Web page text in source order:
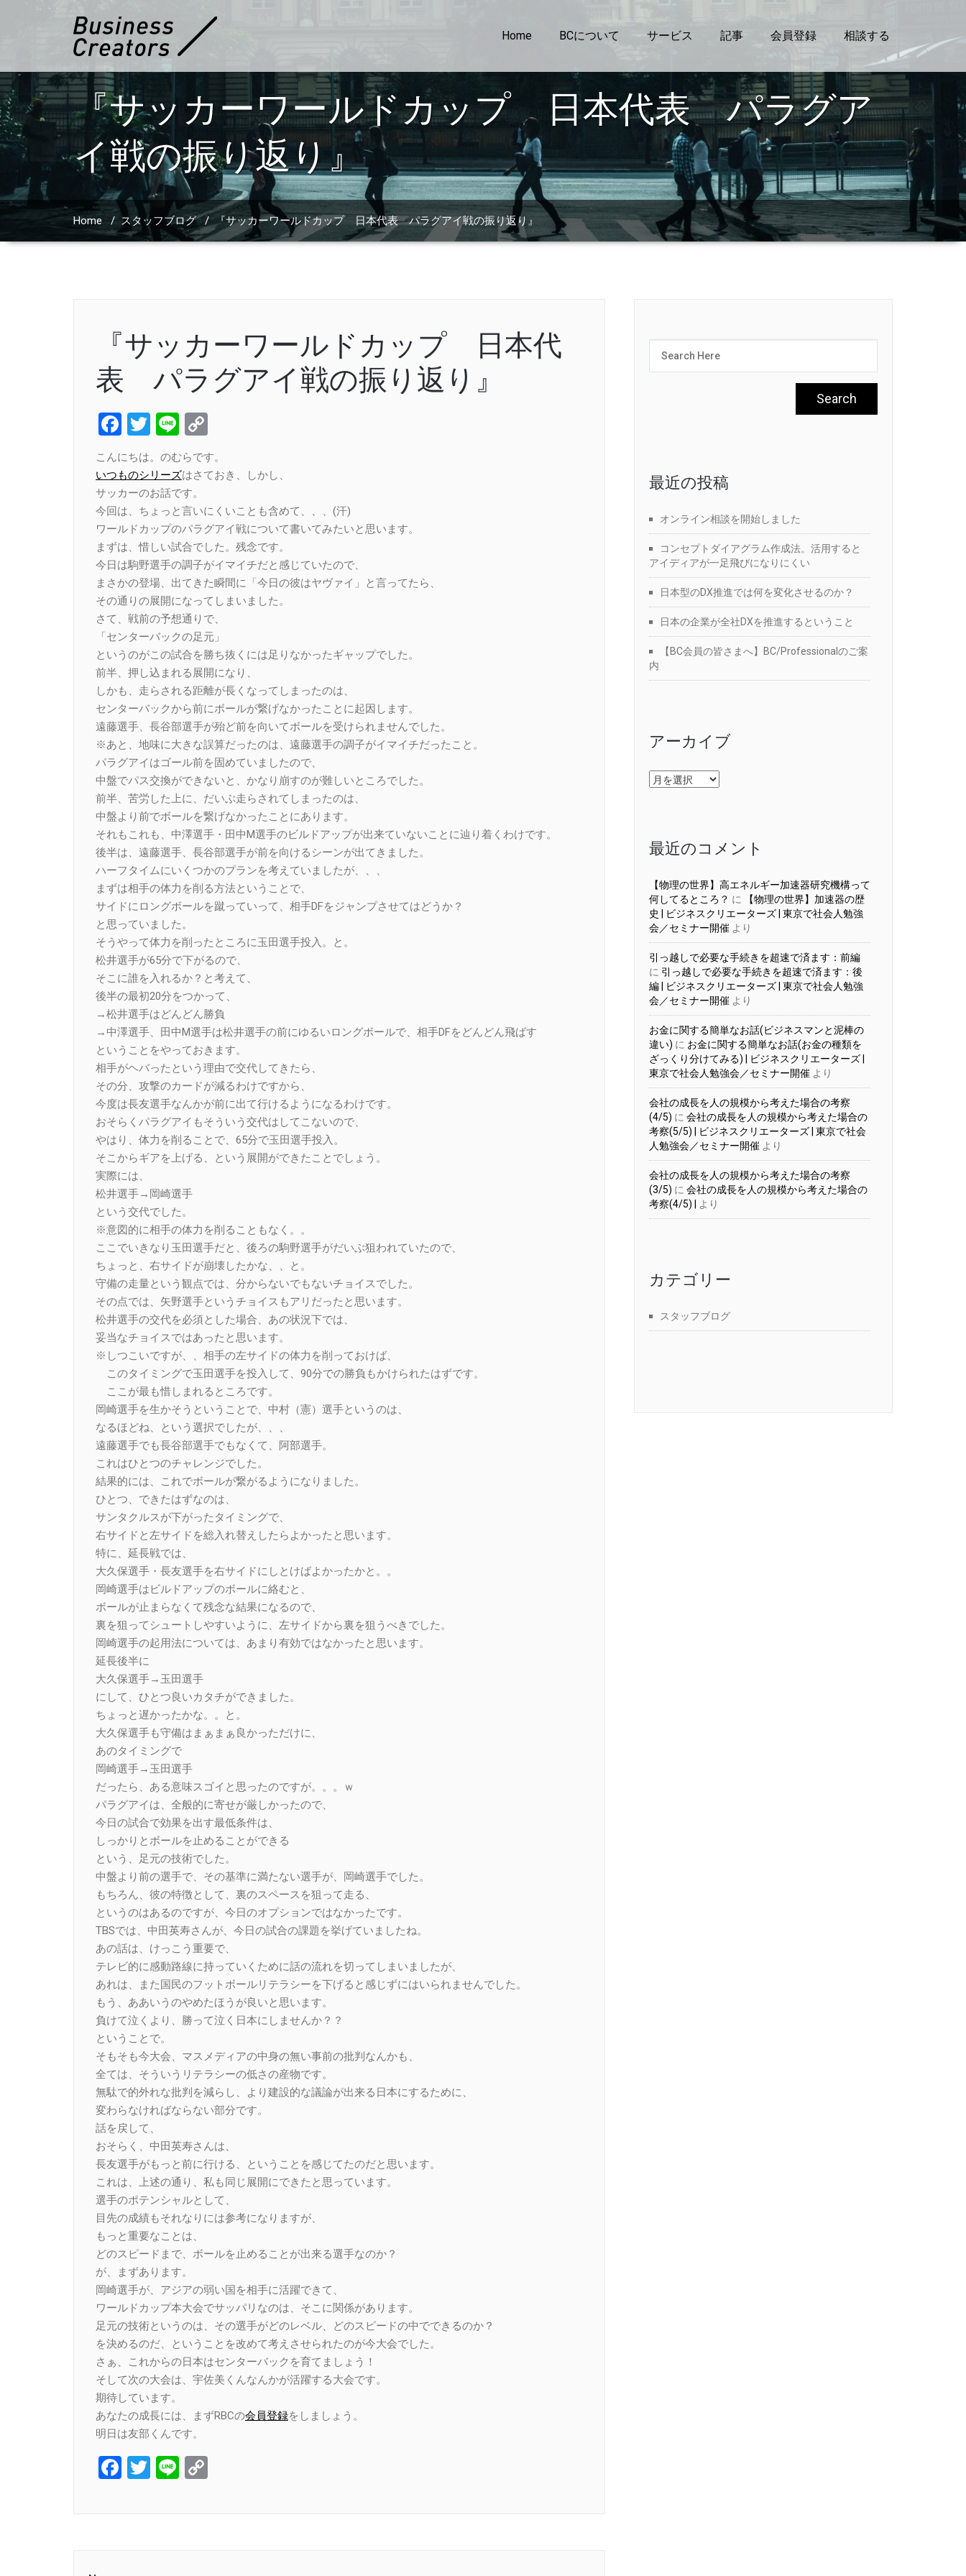
Home BCについて サービス 記事 会員登録 相談する
『サッカーワールドカップ 日本代表 パラグア
イ戦の振り返り』
Home / スタッフブログ/ 『サッカーワールドカップ 日本代表 パラグアイ戦の振り返り』
『サッカーワールドカップ 日本代
表 パラグアイ戦の振り返り』
Facebook
Twitter
Line
Link
こんにちは。のむらです。
いつものシリーズはさておき、しかし、
サッカーのお話です。
今回は、ちょっと言いにくいことも含めて、、、(汗)
ワールドカップのパラグアイ戦について書いてみたいと思います。
まずは、惜しい試合でした。残念です。
今日は駒野選手の調子がイマイチだと感じていたので、
まさかの登場、出てきた瞬間に「今日の彼はヤヴァイ」と言ってたら、
その通りの展開になってしまいました。
さて、戦前の予想通りで、
「センターバックの足元」
というのがこの試合を勝ち抜くには足りなかったギャップでした。
前半、押し込まれる展開になり、
しかも、走らされる距離が長くなってしまったのは、
センターバックから前にボールが繋げなかったことに起因します。
遠藤選手、長谷部選手が殆ど前を向いてボールを受けられませんでした。
※あと、地味に大きな誤算だったのは、遠藤選手の調子がイマイチだったこと。
パラグアイはゴール前を固めていましたので、
中盤でパス交換ができないと、かなり崩すのが難しいところでした。
前半、苦労した上に、だいぶ走らされてしまったのは、
中盤より前でボールを繋げなかったことにあります。
それもこれも、中澤選手・田中M選手のビルドアップが出来ていないことに辿り着くわけです。
後半は、遠藤選手、長谷部選手が前を向けるシーンが出てきました。
ハーフタイムにいくつかのプランを考えていましたが、、、
まずは相手の体力を削る方法ということで、
サイドにロングボールを蹴っていって、相手DFをジャンプさせてはどうか？
と思っていました。
そうやって体力を削ったところに玉田選手投入。と。
松井選手が65分で下がるので、
そこに誰を入れるか？と考えて、
後半の最初20分をつかって、
→松井選手はどんどん勝負
→中澤選手、田中M選手は松井選手の前にゆるいロングボールで、相手DFをどんどん飛ばす
ということをやっておきます。
相手がヘバったという理由で交代してきたら、
その分、攻撃のカードが減るわけですから、
今度は長友選手なんかが前に出て行けるようになるわけです。
おそらくパラグアイもそういう交代はしてこないので、
やはり、体力を削ることで、65分で玉田選手投入。
そこからギアを上げる、という展開ができたことでしょう。
実際には、
松井選手→岡崎選手
という交代でした。
※意図的に相手の体力を削ることもなく。。
ここでいきなり玉田選手だと、後ろの駒野選手がだいぶ狙われていたので、
ちょっと、右サイドが崩壊したかな、、と。
守備の走量という観点では、分からないでもないチョイスでした。
その点では、矢野選手というチョイスもアリだったと思います。
松井選手の交代を必須とした場合、あの状況下では、
妥当なチョイスではあったと思います。
※しつこいですが、、相手の左サイドの体力を削っておけば、
このタイミングで玉田選手を投入して、90分での勝負もかけられたはずです。
ここが最も惜しまれるところです。
岡崎選手を生かそうということで、中村（憲）選手というのは、
なるほどね、という選択でしたが、、、
遠藤選手でも長谷部選手でもなくて、阿部選手。
これはひとつのチャレンジでした。
結果的には、これでボールが繋がるようになりました。
ひとつ、できたはずなのは、
サンタクルスが下がったタイミングで、
右サイドと左サイドを総入れ替えしたらよかったと思います。
特に、延長戦では、
大久保選手・長友選手を右サイドにしとけばよかったかと。。
岡崎選手はビルドアップのボールに絡むと、
ボールが止まらなくて残念な結果になるので、
裏を狙ってシュートしやすいように、左サイドから裏を狙うべきでした。
岡崎選手の起用法については、あまり有効ではなかったと思います。
延長後半に
大久保選手→玉田選手
にして、ひとつ良いカタチができました。
ちょっと遅かったかな。。と。
大久保選手も守備はまぁまぁ良かっただけに、
あのタイミングで
岡崎選手→玉田選手
だったら、ある意味スゴイと思ったのですが。。。ｗ
パラグアイは、全般的に寄せが厳しかったので、
今日の試合で効果を出す最低条件は、
しっかりとボールを止めることができる
という、足元の技術でした。
中盤より前の選手で、その基準に満たない選手が、岡崎選手でした。
もちろん、彼の特徴として、裏のスペースを狙って走る、
というのはあるのですが、今日のオプションではなかったです。
TBSでは、中田英寿さんが、今日の試合の課題を挙げていましたね。
あの話は、けっこう重要で、
テレビ的に感動路線に持っていくために話の流れを切ってしまいましたが、
あれは、また国民のフットボールリテラシーを下げると感じずにはいられませんでした。
もう、ああいうのやめたほうが良いと思います。
負けて泣くより、勝って泣く日本にしませんか？？
ということで。
そもそも今大会、マスメディアの中身の無い事前の批判なんかも、
全ては、そういうリテラシーの低さの産物です。
無駄で的外れな批判を減らし、より建設的な議論が出来る日本にするために、
変わらなければならない部分です。
話を戻して、
おそらく、中田英寿さんは、
長友選手がもっと前に行ける、ということを感じてたのだと思います。
これは、上述の通り、私も同じ展開にできたと思っています。
選手のポテンシャルとして、
目先の成績もそれなりには参考になりますが、
もっと重要なことは、
どのスピードまで、ボールを止めることが出来る選手なのか？
が、まずあります。
岡崎選手が、アジアの弱い国を相手に活躍できて、
ワールドカップ本大会でサッパリなのは、そこに関係があります。
足元の技術というのは、その選手がどのレベル、どのスピードの中でできるのか？
を決めるのだ、ということを改めて考えさせられたのが今大会でした。
さぁ、これからの日本はセンターバックを育てましょう！
そして次の大会は、宇佐美くんなんかが活躍する大会です。
期待しています。
あなたの成長には、まずRBCの会員登録をしましょう。
明日は友部くんです。
Facebook
Twitter
Line
最近の投稿
オンライン相談を開始しました
コンセプトダイアグラム作成法。活用すると
アイディアが一足飛びになりにくい
日本型のDX推進では何を変化させるのか？
日本の企業が全社DXを推進するということ
【BC会員の皆さまへ】BC/Professionalのご案
内
アーカイブ
ア
ー
最近のコメント
【物理の世界】高エネルギー加速器研究機構って
何してるところ？ に
【物理の世界】加速器の歴
史 | ビジネスクリエーターズ | 東京で社会人勉強
会／セミナー開催 より
引っ越しで必要な手続きを超速で済ます：前編
に 引っ越しで必要な手続きを超速で済ます：後
編 | ビジネスクリエーターズ | 東京で社会人勉強
会／セミナー開催 より
お金に関する簡単なお話(ビジネスマンと泥棒の
違い) に お金に関する簡単なお話(お金の種類を
ざっくり分けてみる) | ビジネスクリエーターズ |
東京で社会人勉強会／セミナー開催 より
会社の成長を人の規模から考えた場合の考察
(4/5) に 会社の成長を人の規模から考えた場合の
考察(5/5) | ビジネスクリエーターズ | 東京で社会
人勉強会／セミナー開催 より
会社の成長を人の規模から考えた場合の考察
(3/5) に 会社の成長を人の規模から考えた場合の
考察(4/5) |
より
カテゴリー
スタッフブログ